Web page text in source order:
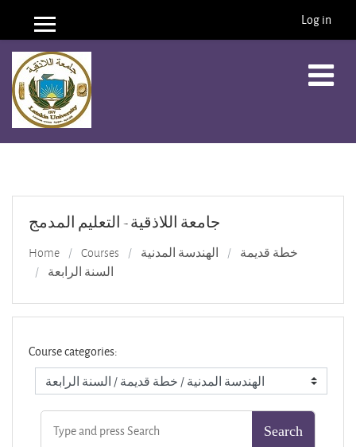
Skip to main content
Side panel Log in
جامعة اللاذقية - التعليم المدمج
Home Courses الهندسة المدنية
خطة قديمة
السنة الرابعة
Course categories: